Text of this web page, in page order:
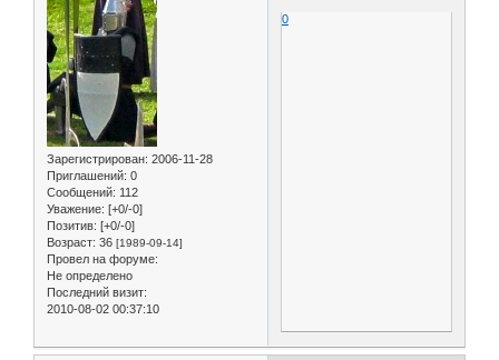
Зарегистрирован: 2006-11-28
Приглашений: 0
Сообщений: 112
Уважение: [+0/-0]
Позитив: [+0/-0]
Возраст: 36 [1989-09-14]
Провел на форуме:
Не определено
Последний визит:
2010-08-02 00:37:10
0